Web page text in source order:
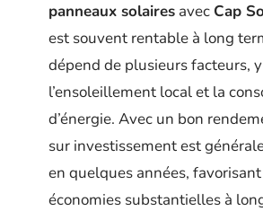
panneaux solaires avec Cap
est souvent rentable à long
dépend de plusieurs facteurs,
l’ensoleillement local et la
d’énergie. Avec un bon
sur investissement est
en quelques années,
économies substantielles à